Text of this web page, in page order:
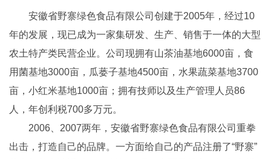
安徽省野寨绿色食品有限公司创建于2005年，经过10
年的发展，现已成为一家集研发、生产、销售于一体的大型
农土特产类民营企业。公司现拥有山茶油基地6000亩，食
用菌基地3000亩，瓜蒌子基地4500亩，水果蔬菜基地3700
亩，小红米基地1000亩；拥有技师以及生产管理人员86
人，年创利税700多万元。
2006、2007两年，安徽省野寨绿色食品有限公司重拳
出击，打造自己的品牌。一方面给自己的产品注册了“野寨”